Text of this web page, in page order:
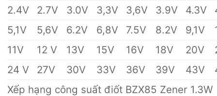
2.4V
2.7V 3.0V 3,3V 3,6V 3.9V 4.3V
5,1V
5,6V 6.2V 6,8V 7.5V 8.2V 9,1V
11V
12 V 13V 15V 16V 18V 20V
24 V
27V 30V 33V 36V 39V 43V
Xếp hạng công suất điốt BZX85 Zener 1.3W